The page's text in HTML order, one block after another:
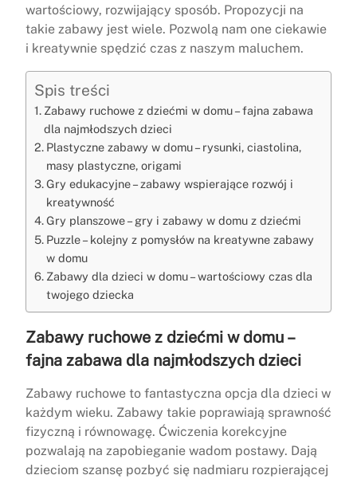
wartościowy, rozwijający sposób. Propozycji na
takie zabawy jest wiele. Pozwolą nam one ciekawie
i kreatywnie spędzić czas z naszym maluchem.
Spis treści
Zabawy ruchowe z dziećmi w domu – fajna zabawa
dla najmłodszych dzieci
Plastyczne zabawy w domu – rysunki, ciastolina,
masy plastyczne, origami
Gry edukacyjne – zabawy wspierające rozwój i
kreatywność
Gry planszowe – gry i zabawy w domu z dziećmi
Puzzle – kolejny z pomysłów na kreatywne zabawy
w domu
Zabawy dla dzieci w domu – wartościowy czas dla
twojego dziecka
Zabawy ruchowe z dziećmi w domu –
fajna zabawa dla najmłodszych dzieci
Zabawy ruchowe to fantastyczna opcja dla dzieci w
każdym wieku. Zabawy takie poprawiają sprawność
fizyczną i równowagę. Ćwiczenia korekcyjne
pozwalają na zapobieganie wadom postawy. Dają
dzieciom szansę pozbyć się nadmiaru rozpierającej